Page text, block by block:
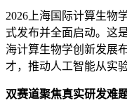
2026上海国际计算生物
式发布并全面启动。这
海计算生物学创新发展
才，推动人工智能从实
双赛道聚焦真实研发难